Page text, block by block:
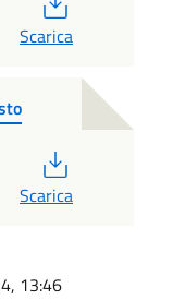
Scarica
Scarica
13:46